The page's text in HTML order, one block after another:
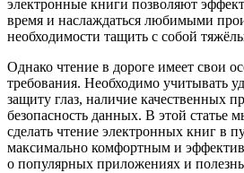
электронные книги позволяют
время и наслаждаться любимыми
необходимости тащить с собой
Однако чтение в дороге имеет свои
требования. Необходимо учитывать
защиту глаз, наличие качественных
безопасность данных. В этой статье
сделать чтение электронных книг в
максимально комфортным и
о популярных приложениях и